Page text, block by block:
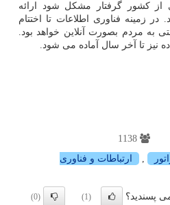
کشور گرفتار مشکل شود ارائه
زمینه فناوری اطلاعات تا اختتام
به مردم بصورت آنلاین خواهد بود.
نیز تا آخر سال آماده می شود.
ارتباطات و فناوری
پسندید؟ (1)
(0)